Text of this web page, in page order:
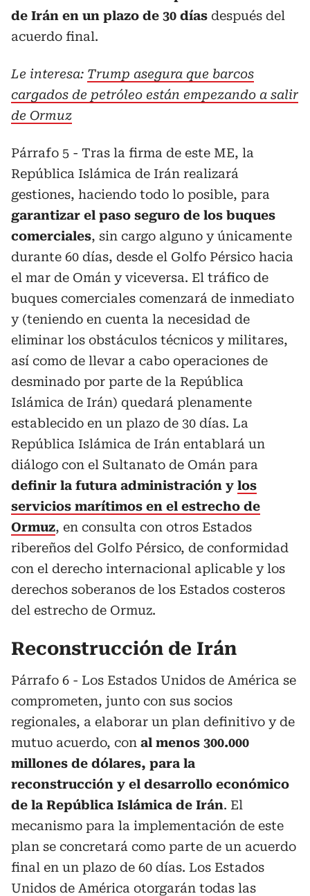
de Irán en un plazo de 30 días después del
acuerdo final.
Le interesa: Trump asegura que barcos
cargados de petróleo están empezando a salir
de Ormuz
Párrafo 5 - Tras la firma de este ME, la
República Islámica de Irán realizará
gestiones, haciendo todo lo posible, para
garantizar el paso seguro de los buques
comerciales, sin cargo alguno y únicamente
durante 60 días, desde el Golfo Pérsico hacia
el mar de Omán y viceversa. El tráfico de
buques comerciales comenzará de inmediato
y (teniendo en cuenta la necesidad de
eliminar los obstáculos técnicos y militares,
así como de llevar a cabo operaciones de
desminado por parte de la República
Islámica de Irán) quedará plenamente
establecido en un plazo de 30 días. La
República Islámica de Irán entablará un
diálogo con el Sultanato de Omán para
definir la futura administración y los
servicios marítimos en el estrecho de
Ormuz, en consulta con otros Estados
ribereños del Golfo Pérsico, de conformidad
con el derecho internacional aplicable y los
derechos soberanos de los Estados costeros
del estrecho de Ormuz.
Reconstrucción de Irán
Párrafo 6 - Los Estados Unidos de América se
comprometen, junto con sus socios
regionales, a elaborar un plan definitivo y de
mutuo acuerdo, con al menos 300.000
millones de dólares, para la
reconstrucción y el desarrollo económico
de la República Islámica de Irán. El
mecanismo para la implementación de este
plan se concretará como parte de un acuerdo
final en un plazo de 60 días. Los Estados
Unidos de América otorgarán todas las